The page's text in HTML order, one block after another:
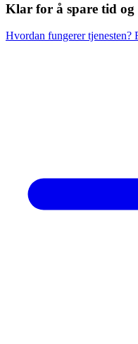
Klar for å spare tid og
Hvordan fungerer tjenesten?